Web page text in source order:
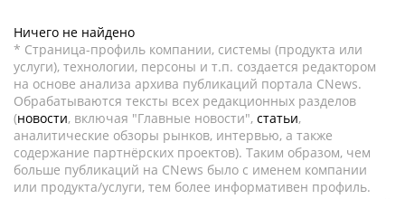
Ничего не найдено
* Страница-профиль компании, системы (продукта или
услуги), технологии, персоны и т.п. создается редактором
на основе анализа архива публикаций портала CNews.
Обрабатываются тексты всех редакционных разделов
(новости, включая "Главные новости", статьи,
аналитические обзоры рынков, интервью, а также
содержание партнёрских проектов). Таким образом, чем
больше публикаций на CNews было с именем компании
или продукта/услуги, тем более информативен профиль.